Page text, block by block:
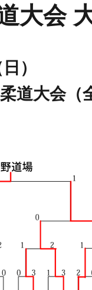
大会
）
大会（